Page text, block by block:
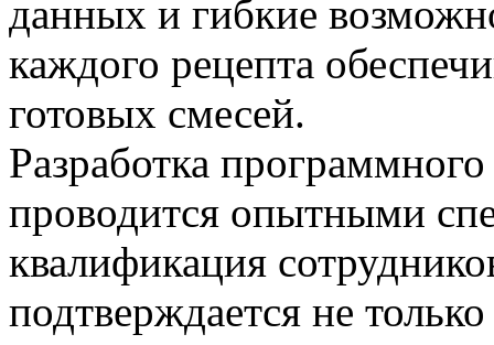
данных и гибкие
каждого рецепта
готовых смесей.
Разработка
проводится опытными
квалификация
подтверждается не